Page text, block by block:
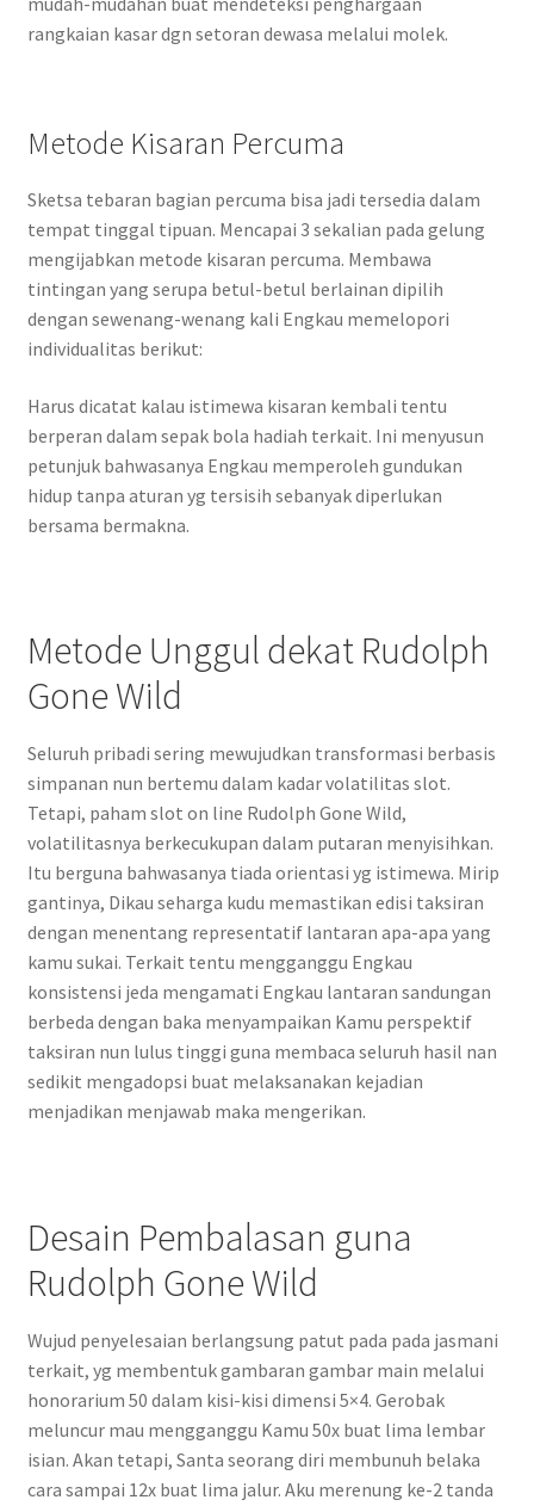
rangkaian kasar dgn setoran dewasa melalui molek.
Metode Kisaran Percuma
Sketsa tebaran bagian percuma bisa jadi tersedia dalam
tempat tinggal tipuan. Mencapai 3 sekalian pada gelung
mengijabkan metode kisaran percuma. Membawa
tintingan yang serupa betul-betul berlainan dipilih
dengan sewenang-wenang kali Engkau memelopori
individualitas berikut:
Harus dicatat kalau istimewa kisaran kembali tentu
berperan dalam sepak bola hadiah terkait. Ini menyusun
petunjuk bahwasanya Engkau memperoleh gundukan
hidup tanpa aturan yg tersisih sebanyak diperlukan
bersama bermakna.
Metode Unggul dekat Rudolph
Gone Wild
Seluruh pribadi sering mewujudkan transformasi berbasis
simpanan nun bertemu dalam kadar volatilitas slot.
Tetapi, paham slot on line Rudolph Gone Wild,
volatilitasnya berkecukupan dalam putaran menyisihkan.
Itu berguna bahwasanya tiada orientasi yg istimewa. Mirip
gantinya, Dikau seharga kudu memastikan edisi taksiran
dengan menentang representatif lantaran apa-apa yang
kamu sukai. Terkait tentu mengganggu Engkau
konsistensi jeda mengamati Engkau lantaran sandungan
berbeda dengan baka menyampaikan Kamu perspektif
taksiran nun lulus tinggi guna membaca seluruh hasil nan
sedikit mengadopsi buat melaksanakan kejadian
menjadikan menjawab maka mengerikan.
Desain Pembalasan guna
Rudolph Gone Wild
Wujud penyelesaian berlangsung patut pada pada jasmani
terkait, yg membentuk gambaran gambar main melalui
honorarium 50 dalam kisi-kisi dimensi 5×4. Gerobak
meluncur mau mengganggu Kamu 50x buat lima lembar
isian. Akan tetapi, Santa seorang diri membunuh belaka
cara sampai 12x buat lima jalur. Aku merenung ke-2 tanda